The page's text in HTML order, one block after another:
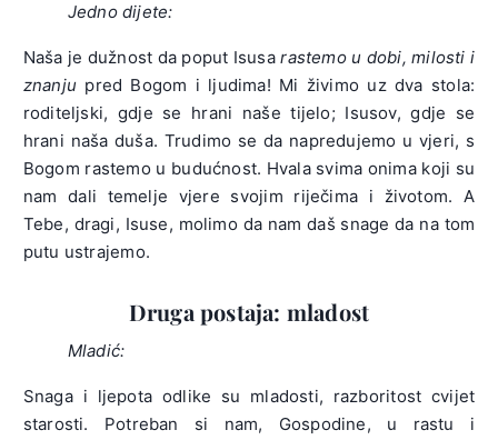
Jedno dijete:
Naša je dužnost da poput Isusarastemo u dobi, milosti i
znanju pred Bogom i ljudima! Mi živimo uz dva stola:
roditeljski, gdje se hrani naše tijelo; Isusov, gdje se
hrani naša duša. Trudimo se da napredujemo u vjeri, s
Bogom rastemo u budućnost. Hvala svima onima koji su
nam dali temelje vjere svojim riječima i životom. A
Tebe, dragi, Isuse, molimo da nam daš snage da na tom
putu ustrajemo.
Druga postaja: mladost
Mladić:
Snaga i ljepota odlike su mladosti, razboritost cvijet
starosti. Potreban si nam, Gospodine, u rastu i